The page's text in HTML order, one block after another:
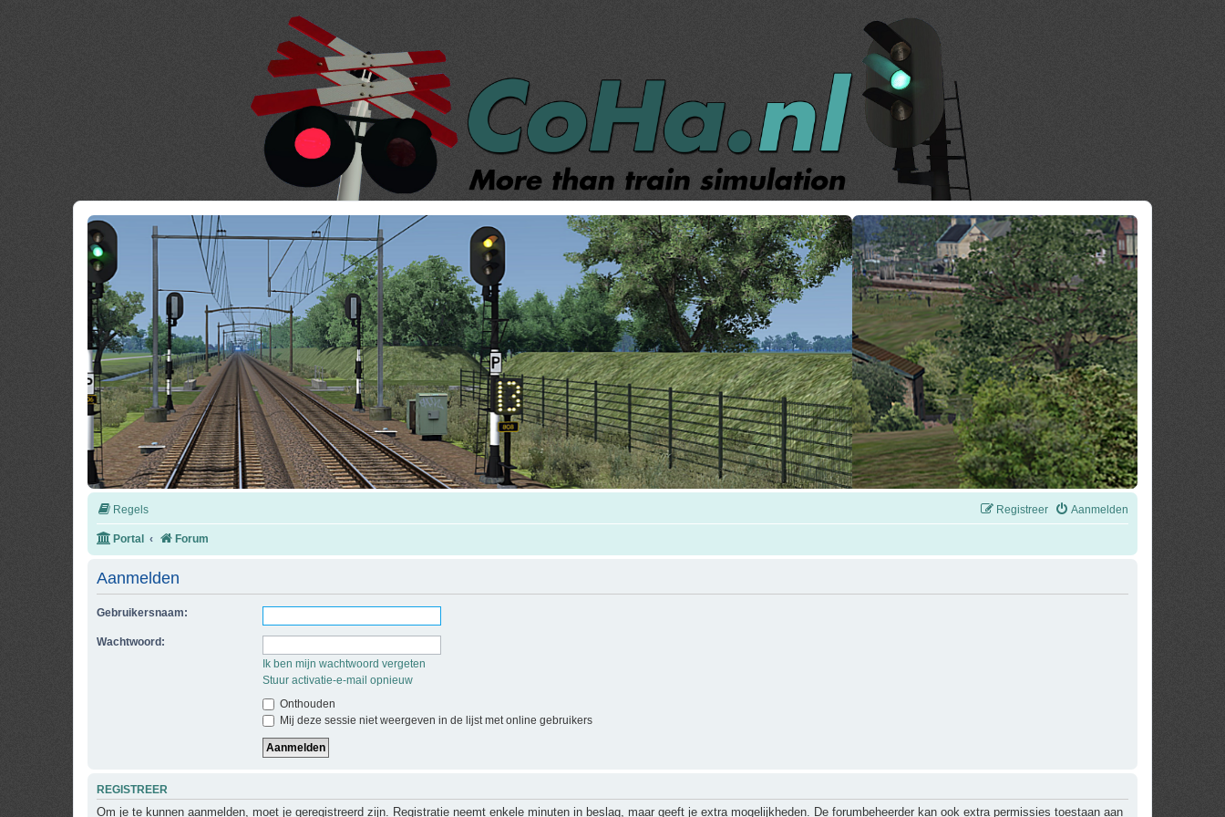
Regels Aanmelden
Registreer
Portal Forum
Aanmelden
Gebruikersnaam:
Wachtwoord:
Ik ben mijn wachtwoord vergeten
Stuur activatie-e-mail opnieuw
Onthouden
Mij deze sessie niet weergeven in de lijst met online gebruikers
REGISTREER
Om je te kunnen aanmelden, moet je geregistreerd zijn. Registratie neemt enkele minuten in beslag, maar geeft je extra mogelijkheden. De forumbeheerder kan ook extra permissies toestaan aan